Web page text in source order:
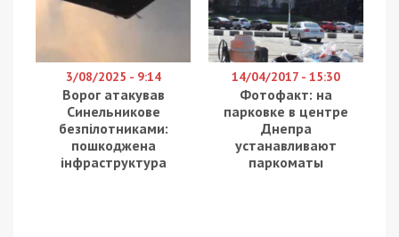
3/08/2025 - 9:14
Ворог атакував
Синельникове
безпілотниками:
пошкоджена
інфраструктура
14/04/2017 - 15:30
Фотофакт: на
парковке в центре
Днепра
устанавливают
паркоматы